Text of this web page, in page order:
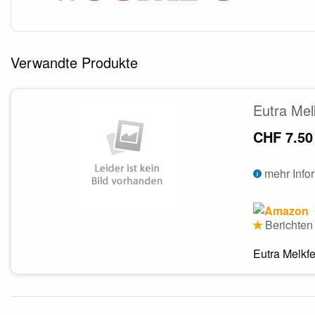
Verwandte Produkte
Eutra
CHF 7.50
mehr
Berichten
Eutra